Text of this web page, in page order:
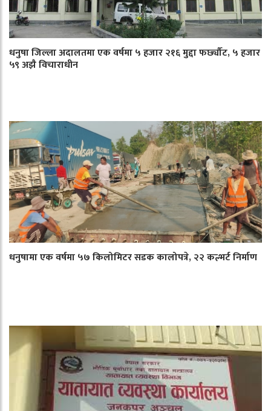
धनुषा जिल्ला अदालतमा एक वर्षमा ५ हजार २१६ मुद्दा फर्छ्यौट, ५ हजार
५९ अझै विचाराधीन
धनुषामा एक वर्षमा ५७ किलोमिटर सडक कालोपत्रे, २२ कल्भर्ट निर्माण